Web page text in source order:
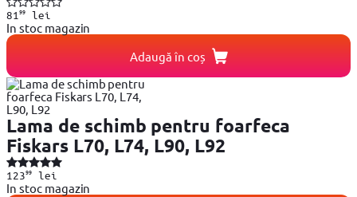
81 99lei
In stoc magazin
Adaugă în coș
Lama de schimb pentru foarfeca
Fiskars L70, L74, L90, L92
12399lei
In stoc magazin